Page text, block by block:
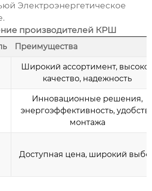
Электроэнергетическое
.
производителей КРШ
Преимущества
Широкий ассортимент,
качество, надежность
Инновационные решения,
энергоэффективность,
монтажа
Доступная цена, широкий